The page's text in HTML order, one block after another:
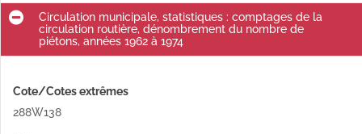
Circulation municipale, statistiques : comptages de la
circulation routière, dénombrement du nombre de
piétons, années 1962 à 1974
Cote/Cotes extrêmes
288W138